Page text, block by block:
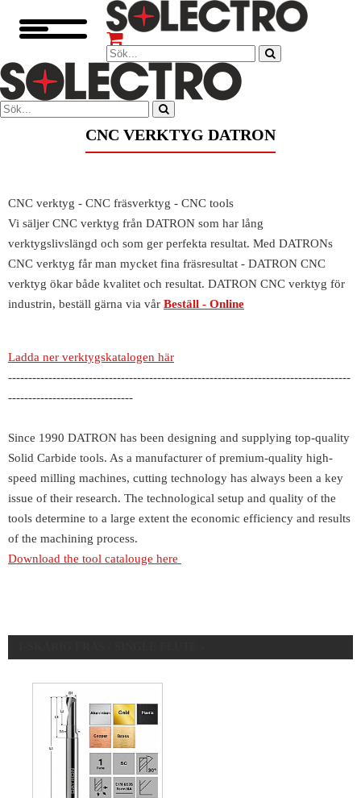
CNC VERKTYG DATRON
CNC verktyg - CNC fräsverktyg - CNC tools
Vi säljer CNC verktyg från DATRON som har lång
verktygslivslängd och som ger perfekta resultat. Med DATRONs
CNC verktyg får man mycket fina fräsresultat - DATRON CNC
verktyg ökar både kvalitet och resultat. DATRON CNC verktyg för
industrin, beställ gärna via vår Beställ - Online
Ladda ner verktygskatalogen här
-------------------------------------------------------------------------------------
-------------------------------
Since 1990 DATRON has been designing and supplying top-quality
Solid Carbide tools. As a manufacturer of premium-quality high-
speed milling machines, cutting technology has always been a key
issue of their research. The technological setup and quality of the
tools determine to a large extent the economic efficiency and results
of the machining process.
Download the tool catalouge here